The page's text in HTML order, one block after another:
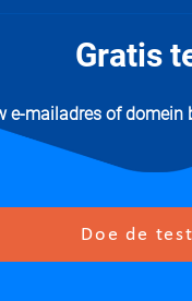
e-mailadres of
Gratis
Doe de test